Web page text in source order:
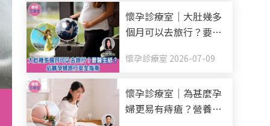
懷孕診療室｜大肚幾多
個月可以去旅行？要醫
全指南
懷孕診療室 2026-07-09
懷孕診療室｜為甚麼孕
婦更易有痔瘡？營養師